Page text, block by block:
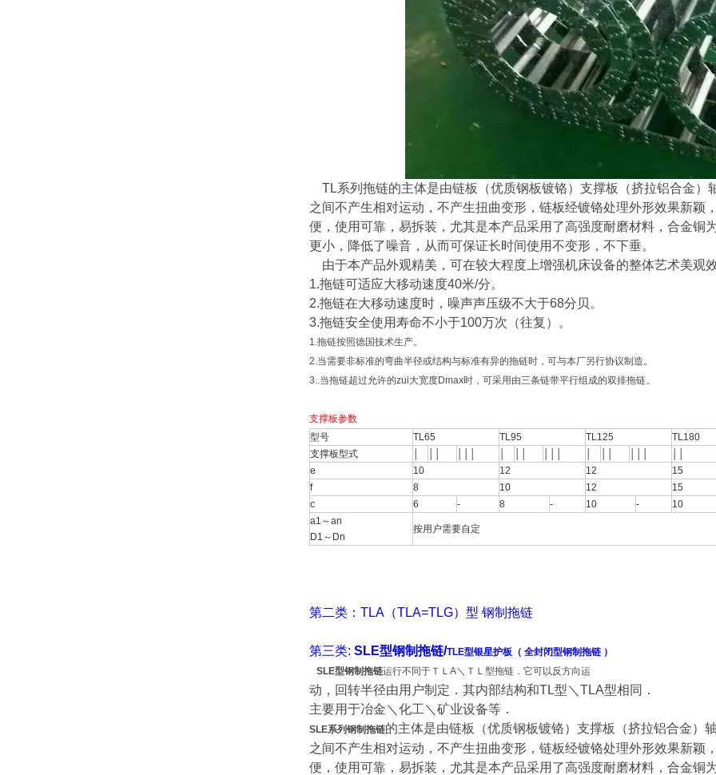
TL系列拖链的主体是由链板（优质钢板镀铬）支撑板（挤拉铝合金）
之间不产生相对运动，不产生扭曲变形，链板经镀铬处理外形效果新颖
便，使用可靠，易拆装，尤其是本产品采用了高强度耐磨材料，合金铜
更小，降低了噪音，从而可保证长时间使用不变形，不下垂。
由于本产品外观精美，可在较大程度上增强机床设备的整体艺术美观
1.拖链可适应大移动速度40米/分。
2.拖链在大移动速度时，噪声声压级不大于68分贝。
3.拖链安全使用寿命不小于100万次（往复）。
1.拖链按照德国技术生产。
2.当需要非标准的弯曲半径或结构与标准有异的拖链时，可与本厂另行协议制造。
3..当拖链超过允许的zui大宽度Dmax时，可采用由三条链带平行组成的双排拖链。
支撑板参数
型号
TL65 TL95 TL125
TL180
支撑板型式
e
10 12 12
15
f
8 10 12
15
c
6 - 8 - 10 -
10
a1～an
D1～Dn
按用户需要自定
第二类：TLA（TLA=TLG）型 钢制拖链
第三类: SLE型钢制拖链/TLE型银星护板（ 全封闭型钢制拖链 ）
SLE型钢制拖链运行不同于ＴＬA＼ＴＬ型拖链．它可以反方向运
动， 回转半径由用户制定．其内部结构和TL型＼TLA型相同．
主要用于冶金＼化工＼矿业设备等．
SLE系列钢制拖链的主体是由链板（优质钢板镀铬）支撑板（挤拉铝合金）
之间不产生相对运动， 不产生扭曲变形，链板经镀铬处理外形效果新颖
便，使用可靠，易拆装，尤其是本产品采用了高强度耐磨材料，合金铜